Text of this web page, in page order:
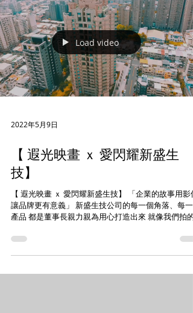
Load video
2022年5月9日
【 遐光映畫 ｘ 愛閃耀新盛生
技】
【 遐光映畫 ｘ 愛閃耀新盛生技】 「企業的故事用影像
讓品牌更有意義」 新盛生技公司的每一個角落、每一
產品 都是董事長親力親為用心打造出來 就像我們拍的
不對品質妥協。 #遐光映畫 Tel：07-2367660...